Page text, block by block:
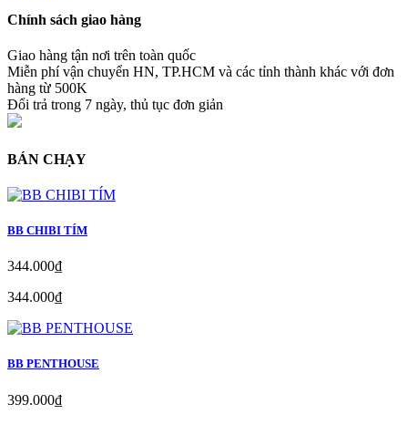
Chính sách giao hàng
Giao hàng tận nơi trên toàn quốc
Miễn phí vận chuyển HN, TP.HCM và các tỉnh thành khác với đơn
hàng từ 500K
Đổi trả trong 7 ngày, thủ tục đơn giản
BÁN CHẠY
BB CHIBI TÍM
344.000₫
344.000₫
BB PENTHOUSE
399.000₫